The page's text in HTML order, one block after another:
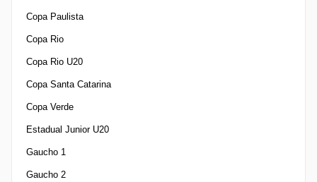
Copa Paulista
Copa Rio
Copa Rio U20
Copa Santa Catarina
Copa Verde
Estadual Junior U20
Gaucho 1
Gaucho 2